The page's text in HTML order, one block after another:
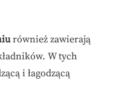
również zawierają
W tych
i łagodzącą